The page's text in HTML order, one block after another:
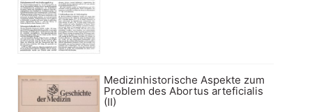
Medizinhistorische Aspekte zum
Problem des Abortus arteficialis
(II)